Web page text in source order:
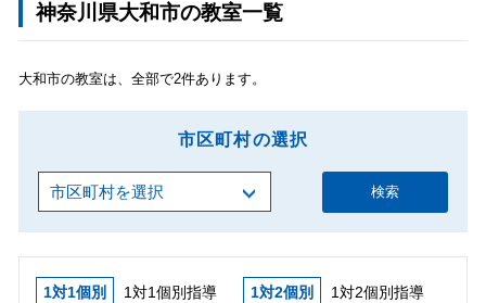
神奈川県大和市の教室一覧
大和市の教室は、全部で2件あります。
市区町村の選択
検索
1対1個別 1対1個別指導 1対2個別 1対2個別指導